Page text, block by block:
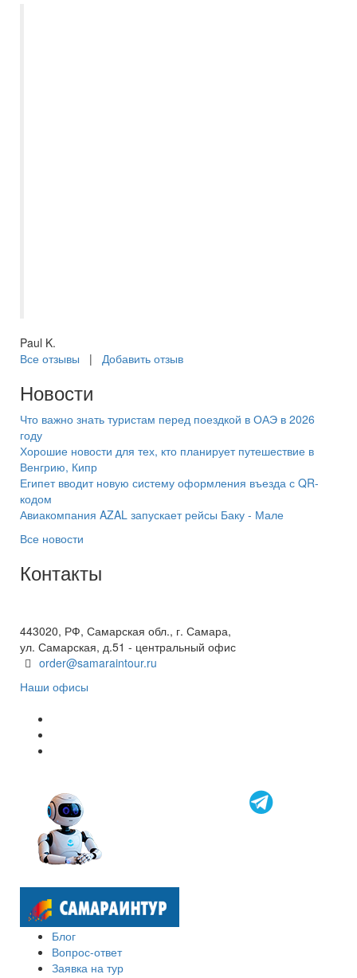
Paul K.
Все отзывы | Добавить отзыв
Новости
Что важно знать туристам перед поездкой в ОАЭ в 2026
году
Хорошие новости для тех, кто планирует путешествие в
Венгрию, Кипр
Египет вводит новую систему оформления въезда с QR-
кодом
Авиакомпания AZAL запускает рейсы Баку - Мале
Все новости
Контакты
443020, РФ, Самарская обл., г. Самара,
ул. Самарская, д.51 - центральный офис
order@samaraintour.ru
Наши офисы
Блог
Вопрос-ответ
Заявка на тур